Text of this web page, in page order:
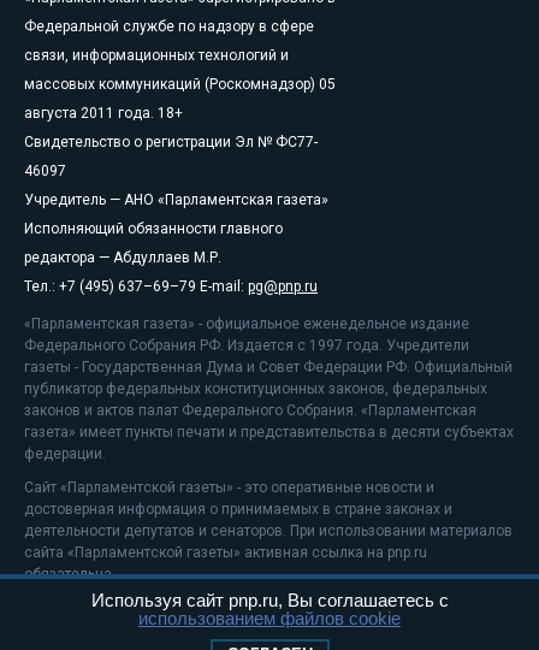
Федеральной службе по надзору в сфере
связи, информационных технологий и
массовых коммуникаций (Роскомнадзор) 05
августа 2011 года. 18+
Свидетельство о регистрации Эл № ФС77-
46097
Учредитель — АНО «Парламентская газета»
Исполняющий обязанности главного
редактора — Абдуллаев М.Р.
Тел.: +7 (495) 637–69–79 E-mail: pg@pnp.ru
«Парламентская газета» - официальное еженедельное издание
Федерального Собрания РФ. Издается с 1997 года. Учредители
газеты - Государственная Дума и Совет Федерации РФ. Официальный
публикатор федеральных конституционных законов, федеральных
законов и актов палат Федерального Собрания. «Парламентская
газета» имеет пункты печати и представительства в десяти субъектах
федерации.
Сайт «Парламентской газеты» - это оперативные новости и
достоверная информация о принимаемых в стране законах и
деятельности депутатов и сенаторов. При использовании материалов
сайта «Парламентской газеты» активная ссылка на pnp.ru
обязательна.
На информационном ресурсе применяютсярекомендательные
Используя сайт pnp.ru, Вы соглашаетесь с
использованием файлов cookie